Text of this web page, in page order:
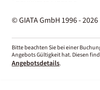
© GIATA GmbH 1996 - 2026
Bitte beachten Sie bei einer
Angebots Gültigkeit hat. Diesen
Angebotsdetails.